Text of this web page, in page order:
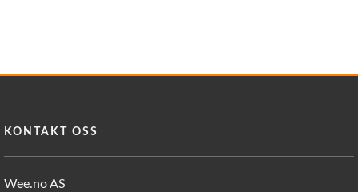
KONTAKT OSS
Wee.no AS